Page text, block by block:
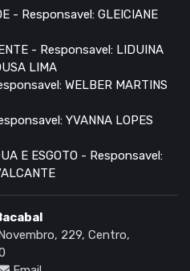
- Responsavel: GLEICIANE
- Responsavel: LIDUINA
LIMA
WELBER MARTINS
YVANNA LOPES
E ESGOTO - Responsavel:
229, Centro,